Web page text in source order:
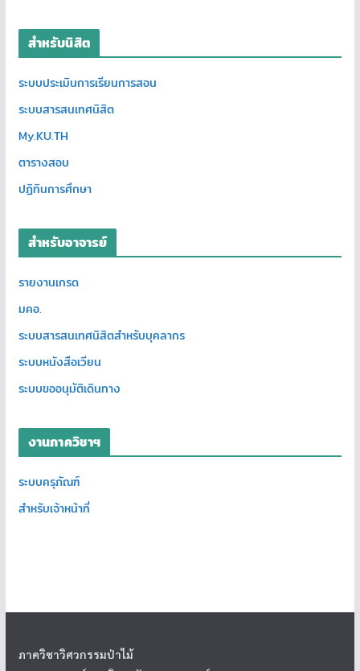
สำหรับนิสิต
ระบบประเมินการเรียนการสอน
ระบบสารสนเทศนิสิต
My.KU.TH
ตารางสอบ
ปฏิทินการศึกษา
สำหรับอาจารย์
รายงานเกรด
มคอ.
ระบบสารสนเทศนิสิตสำหรับบุคลากร
ระบบหนังสือเวียน
ระบบขออนุมัติเดินทาง
งานภาควิชาฯ
ระบบครุภัณฑ์
สำหรับเจ้าหน้าที่
ภาควิชาวิศวกรรมป่าไม้